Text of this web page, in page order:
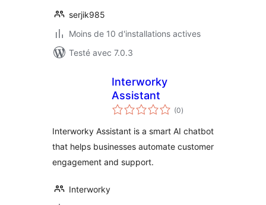
serjik985
Moins de 10 d'installations actives
Testé avec 7.0.3
Interworky
Assistant
(0notes
en
)
Interworky Assistant is a smart AI chatbot
that helps businesses automate customer
engagement and support.
Interworky